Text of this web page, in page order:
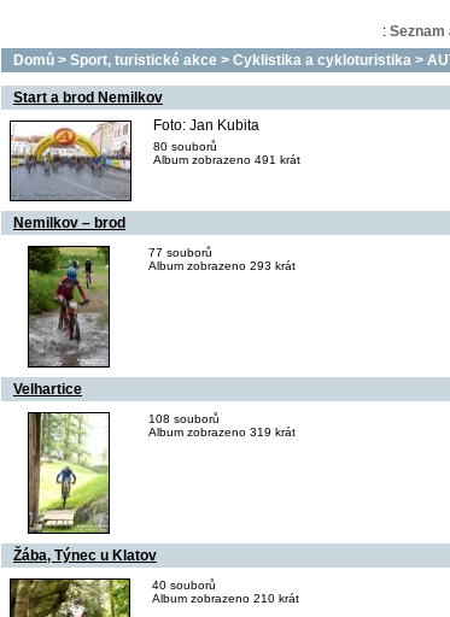
: Seznam
Domů > Sport, turistické akce > Cyklistika a cykloturistika >
Start a brod Nemilkov
Foto: Jan Kubita
80 souborů
Album zobrazeno 491 krát
Nemilkov – brod
77 souborů
Album zobrazeno 293 krát
Velhartice
108 souborů
Album zobrazeno 319 krát
Žába, Týnec u Klatov
40 souborů
Album zobrazeno 210 krát